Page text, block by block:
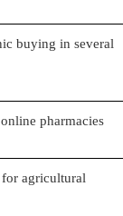
buying in several
pharmacies
agricultural